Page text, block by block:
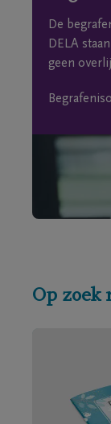
De
DELA
geen
Op zoek